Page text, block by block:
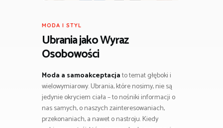
MODA I STYL
Ubrania jako Wyraz
Osobowości
Moda a samoakceptacjato temat głęboki i
wielowymiarowy. Ubrania, które nosimy, nie są
jedynie okryciem ciała – to nośniki informacji o
nas samych, o naszych zainteresowaniach,
przekonaniach, a nawet o nastroju. Kiedy